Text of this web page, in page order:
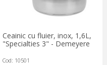
Ceainic cu fluier, inox, 1,6L,
"Specialties 3" - Demeyere
Cod: 10501